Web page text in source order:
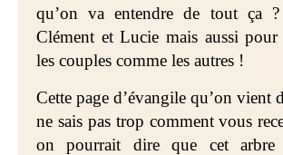
qu’on va entendre de tout ça
Clément et Lucie mais aussi
les couples comme les autres !
Cette page d’évangile qu’on vient
ne sais pas trop comment vous
on pourrait dire que cet